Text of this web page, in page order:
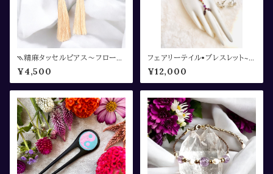
⳹精麻タッセルピアス〜フローラ
イト〜⳼
¥4,500
フェアリーテイル•ブレスレット~f
airy collection~
¥12,000